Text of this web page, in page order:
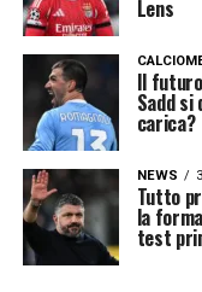
Roma Lazio,
ogni metro
La giornata di
di
con la
viabilità,
temporanee dei
Lens
Il
Sadd
carica?
NEWS
Tutto
la
test